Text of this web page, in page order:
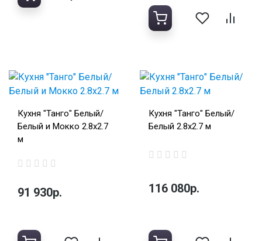
Кухня "Танго" Белый/
Белый и Мокко 2.8х2.7
м
91 930р.
Кухня "Танго" Белый/
Белый 2.8х2.7 м
116 080р.